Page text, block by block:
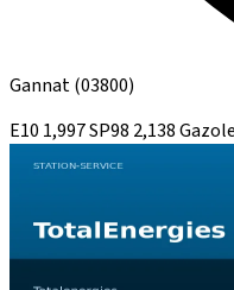
Gannat(03800)
E10 1,997SP98 2,138Gazole